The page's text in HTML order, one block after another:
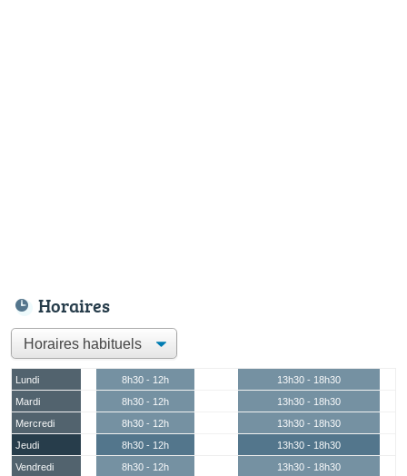
Horaires
Lundi 8h30 - 12h
13h30 - 18h30
Mardi
8h30 - 12h
13h30 - 18h30
Mercredi
8h30 - 12h
13h30 - 18h30
Jeudi
8h30 - 12h
13h30 - 18h30
Vendredi
8h30 - 12h
13h30 - 18h30